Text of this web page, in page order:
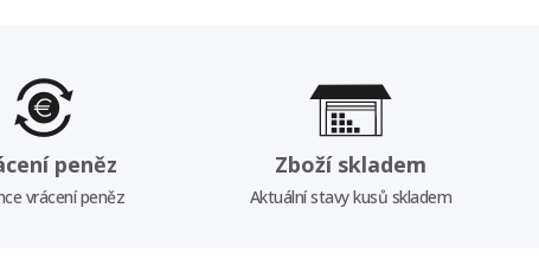
peněz
vrácení peněz
Zboží skladem
Aktuální stavy kusů skladem